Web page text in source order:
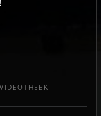
VIDEOTHEEK